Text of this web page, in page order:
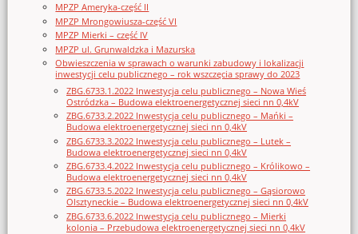
MPZP Ameryka-część II
MPZP Mrongowiusza-część VI
MPZP Mierki – część IV
MPZP ul. Grunwaldzka i Mazurska
Obwieszczenia w sprawach o warunki zabudowy i lokalizacji
inwestycji celu publicznego – rok wszczęcia sprawy do 2023
ZBG.6733.1.2022 Inwestycja celu publicznego – Nowa Wieś
Ostródzka – Budowa elektroenergetycznej sieci nn 0,4kV
ZBG.6733.2.2022 Inwestycja celu publicznego – Mańki –
Budowa elektroenergetycznej sieci nn 0,4kV
ZBG.6733.3.2022 Inwestycja celu publicznego – Lutek –
Budowa elektroenergetycznej sieci nn 0,4kV
ZBG.6733.4.2022 Inwestycja celu publicznego – Królikowo –
Budowa elektroenergetycznej sieci nn 0,4kV
ZBG.6733.5.2022 Inwestycja celu publicznego – Gąsiorowo
Olsztyneckie – Budowa elektroenergetycznej sieci nn 0,4kV
ZBG.6733.6.2022 Inwestycja celu publicznego – Mierki
kolonia – Przebudowa elektroenergetycznej sieci nn 0,4kV